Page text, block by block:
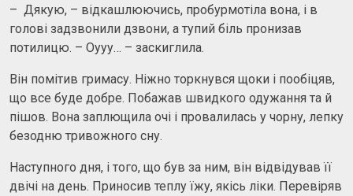
– Дякую, – відкашлюючись, пробурмотіла вона, і в
голові задзвонили дзвони, а тупий біль пронизав
потилицю. – Оууу… – заскиглила.
Він помітив гримасу. Ніжно торкнувся щоки і пообіцяв,
що все буде добре. Побажав швидкого одужання та й
пішов. Вона заплющила очі і провалилась у чорну, лепку
безодню тривожного сну.
Наступного дня, і того, що був за ним, він відвідував її
двічі на день. Приносив теплу їжу, якісь ліки. Перевіряв